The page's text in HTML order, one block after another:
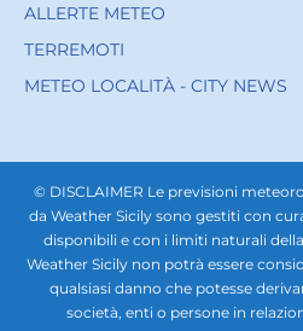
ALLERTE METEO
TERREMOTI
METEO LOCALITÀ - CITY NEWS
© DISCLAIMER Le previsioni
da Weather Sicily sono gestiti con
disponibili e con i limiti naturali
Weather Sicily non potrà essere
qualsiasi danno che potesse
società, enti o persone in